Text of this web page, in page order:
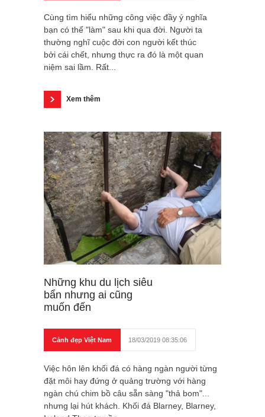
Cùng tìm hiểu những công việc đầy ý nghĩa
bạn có thể "làm" sau khi qua đời. Người ta
thường nghĩ cuộc đời con người kết thúc
bởi cái chết, nhưng thực ra đó là một quan
niệm sai lầm. Rất...
Xem thêm
Những khu du lịch siêu
bẩn nhưng ai cũng
muốn đến
Cảnh đẹp Việt Nam 18/03/2019 08:35:06
Việc hôn lên khối đá có hàng ngàn người từng
đặt môi hay đứng ở quảng trường với hàng
ngàn chú chim bồ câu sẵn sàng "thả bom"...
nhưng lại hút khách. Khối đá Blarney, Blarney,